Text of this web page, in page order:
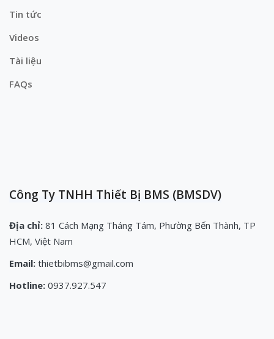
Tin tức
Videos
Tài liệu
FAQs
Công Ty TNHH Thiết Bị BMS (BMSDV)
Địa chỉ: 81 Cách Mạng Tháng Tám, Phường Bến Thành, TP
HCM, Việt Nam
Email: thietbibms@gmail.com
Hotline: 0937.927.547